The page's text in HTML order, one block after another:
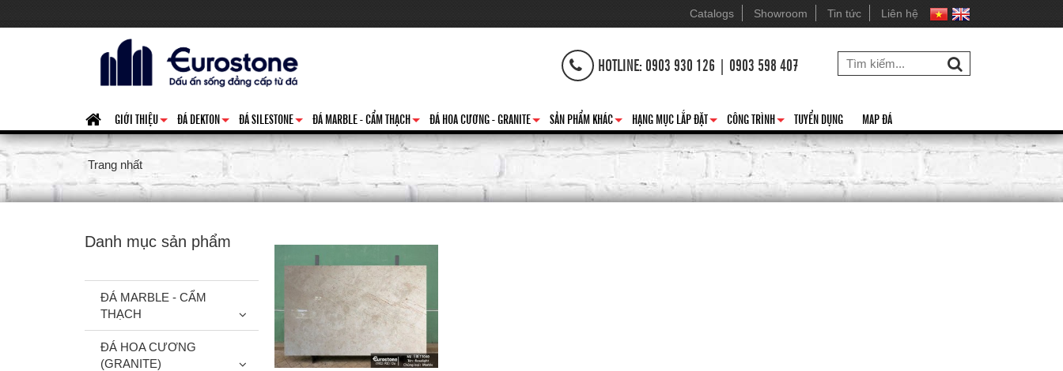
Catalogs Showroom Tin tức Liên hệ
HOTLINE: 0903 930 126 | 0903 598 407
+
GIỚI THIỆU
+
ĐÁ DEKTON
+
ĐÁ SILESTONE
+
ĐÁ MARBLE - CẨM THẠCH
+
ĐÁ HOA CƯƠNG - GRANITE
+
SẢN PHẨM KHÁC
+
HẠNG MỤC LẮP ĐẶT
+
CÔNG TRÌNH TUYỂN DỤNG MAP ĐÁ
Trang nhất
Danh mục sản phẩm
ĐÁ MARBLE - CẨM
THẠCH
ĐÁ HOA CƯƠNG
(GRANITE)